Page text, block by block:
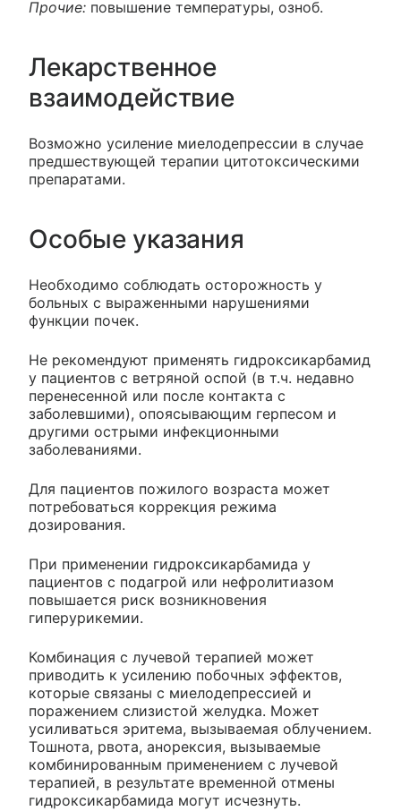
Прочие: повышение температуры, озноб.
Лекарственное
взаимодействие
Возможно усиление миелодепрессии в случае
предшествующей терапии цитотоксическими
препаратами.
Особые указания
Необходимо соблюдать осторожность у
больных с выраженными нарушениями
функции почек.
Не рекомендуют применять гидроксикарбамид
у пациентов с ветряной оспой (в т.ч. недавно
перенесенной или после контакта с
заболевшими), опоясывающим герпесом и
другими острыми инфекционными
заболеваниями.
Для пациентов пожилого возраста может
потребоваться коррекция режима
дозирования.
При применении гидроксикарбамида у
пациентов с подагрой или нефролитиазом
повышается риск возникновения
гиперурикемии.
Комбинация с лучевой терапией может
приводить к усилению побочных эффектов,
которые связаны с миелодепрессией и
поражением слизистой желудка. Может
усиливаться эритема, вызываемая облучением.
Тошнота, рвота, анорексия, вызываемые
комбинированным применением с лучевой
терапией, в результате временной отмены
гидроксикарбамида могут исчезнуть.